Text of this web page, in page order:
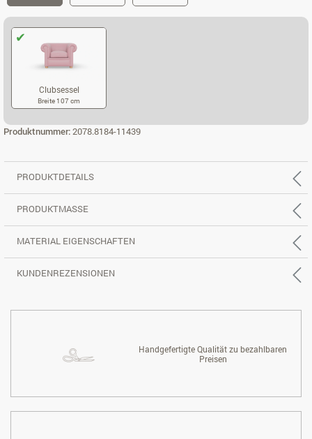
Clubsessel
Breite 107 cm
Produktnummer:2078.8184-11439
PRODUKTDETAILS
PRODUKTMASSE
MATERIAL EIGENSCHAFTEN
KUNDENREZENSIONEN
Handgefertigte Qualität zu bezahlbaren
Preisen